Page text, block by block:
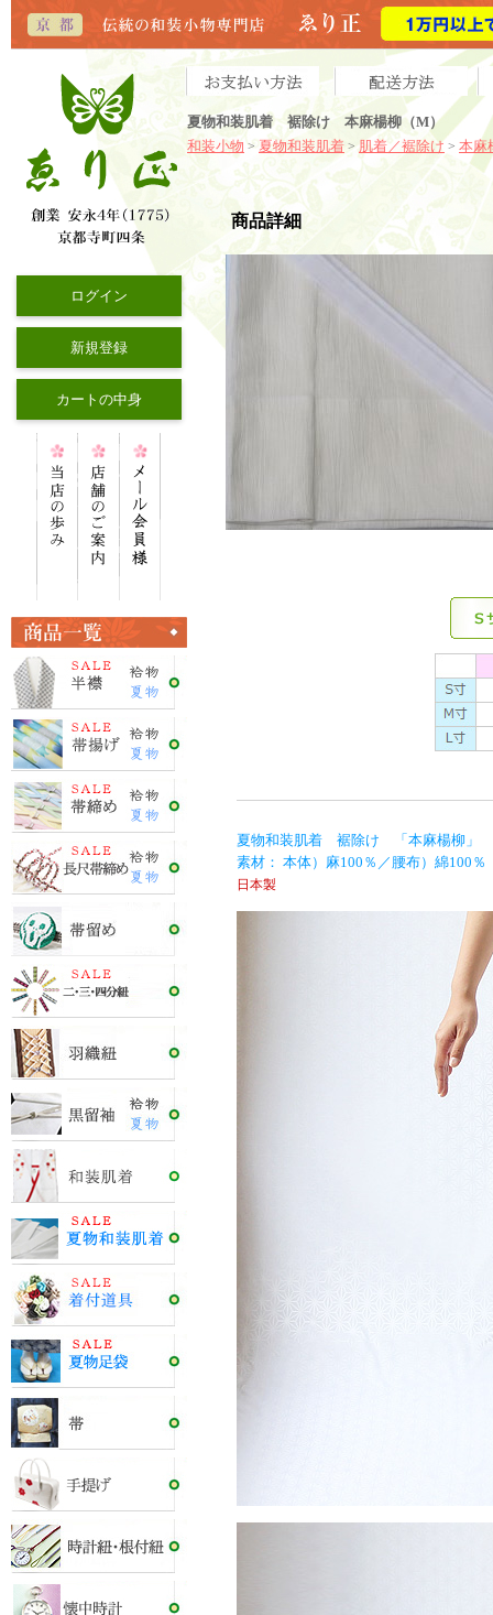
夏物和装肌着 裾除け 本麻楊柳（M）
和装小物 > 夏物和装肌着 >肌着／裾除け > 本麻
ログイン
新規登録
カートの中身
商品詳細
夏物和装肌着 裾除け 「本麻楊柳」
素材： 本体）麻100％／腰布）綿100％
日本製